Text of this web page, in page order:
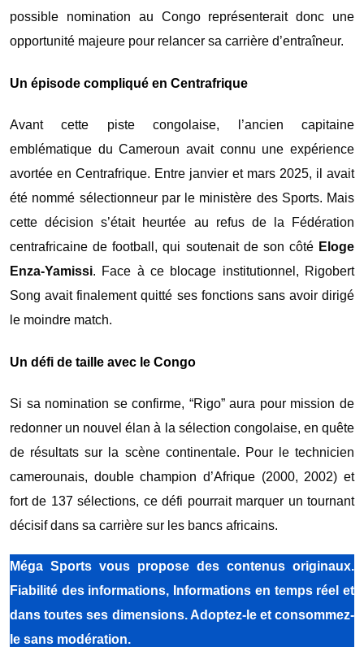
possible nomination au Congo représenterait donc une
opportunité majeure pour relancer sa carrière d’entraîneur.
Un épisode compliqué en Centrafrique
Avant cette piste congolaise, l’ancien capitaine
emblématique du Cameroun avait connu une expérience
avortée en Centrafrique. Entre janvier et mars 2025, il avait
été nommé sélectionneur par le ministère des Sports. Mais
cette décision s’était heurtée au refus de la
Fédération
centrafricaine de football , qui soutenait de son côté Eloge
Enza-Yamissi. Face à ce blocage institutionnel, Rigobert
Song avait finalement quitté ses fonctions sans avoir dirigé
le moindre match.
Un défi de taille avec le Congo
Si sa nomination se confirme, “Rigo” aura pour mission de
redonner un nouvel élan à la sélection congolaise, en quête
de résultats sur la scène continentale. Pour le technicien
camerounais, double champion d’Afrique (2000, 2002) et
fort de 137 sélections, ce défi pourrait marquer un tournant
décisif dans sa carrière sur les bancs africains.
Méga Sports vous propose des contenus originaux.
Fiabilité des informations, Informations en temps réel et
dans toutes ses dimensions. Adoptez-le et consommez-
le sans modération.